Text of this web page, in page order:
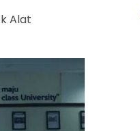
Alat